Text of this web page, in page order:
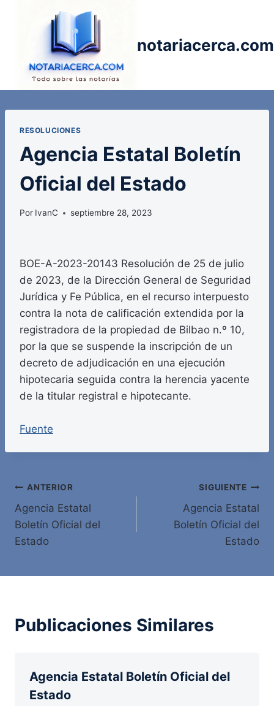
notariacerca.com
RESOLUCIONES
Agencia Estatal Boletín
Oficial del Estado
Por IvanC septiembre 28, 2023
BOE-A-2023-20143 Resolución de 25 de julio
de 2023, de la Dirección General de Seguridad
Jurídica y Fe Pública, en el recurso interpuesto
contra la nota de calificación extendida por la
registradora de la propiedad de Bilbao n.º 10,
por la que se suspende la inscripción de un
decreto de adjudicación en una ejecución
hipotecaria seguida contra la herencia yacente
de la titular registral e hipotecante.
Fuente
Navegación
de
entradas
ANTERIOR
Agencia Estatal
Boletín Oficial del
Estado
SIGUIENTE
Agencia Estatal
Boletín Oficial del
Estado
Publicaciones Similares
Agencia Estatal Boletín Oficial del
Estado